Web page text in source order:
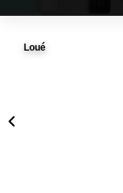
Loué